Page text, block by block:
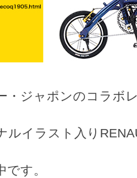
・ジャポンのコラボ
ルイラスト入り
す。